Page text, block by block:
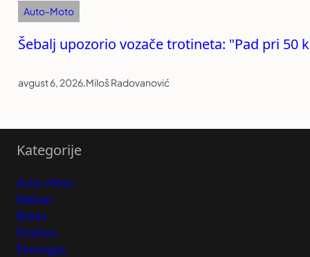
Auto-Moto
Šebalj upozorio vozače trotineta: "Pad pri 50
avgust 6, 2026.Miloš Radovanović
Kategorije
Auto-Moto
Balkan
Biznis
Društvo
Ekologija